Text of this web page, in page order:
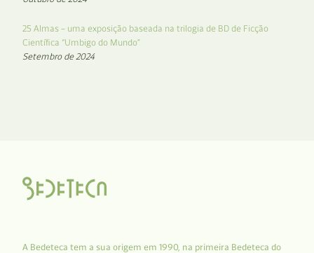
25 Almas – uma exposição baseada na trilogia de BD de Ficção
Científica “Umbigo do Mundo”
Setembro de 2024
A Bedeteca tem a sua origem em 1990, na primeira Bedeteca do